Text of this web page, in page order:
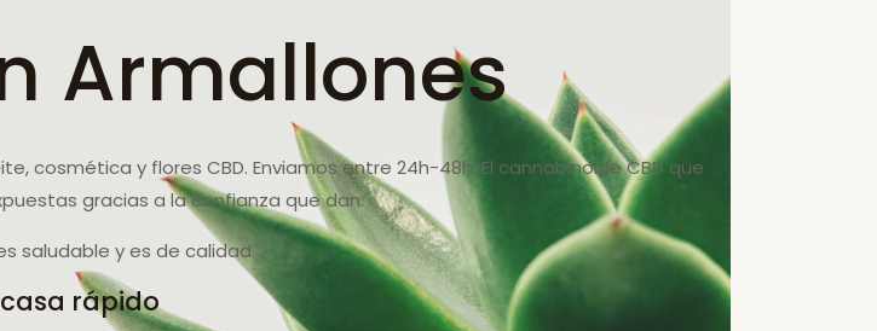
Armallones
cosmética y flores CBD. Enviamos entre 24h-48h. El cannabinoide CBD que
gracias a la confianza que dan.
saludable y es de calidad.
rápido